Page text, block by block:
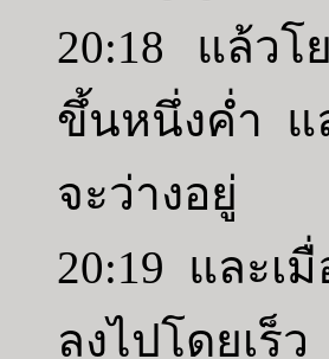
20:18 แล้วโ
ขึ้นหนึ่งค่ำ แ
จะว่างอยู่
20:19 และเ
ลงไปโดยเ